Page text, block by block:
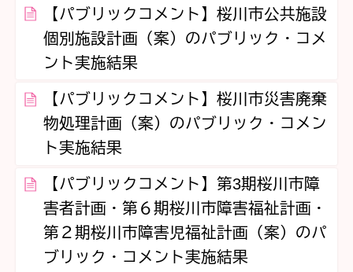
【パブリックコメント】桜川市公共施設
個別施設計画（案）のパブリック・コメ
ント実施結果
【パブリックコメント】桜川市災害廃棄
物処理計画（案）のパブリック・コメン
ト実施結果
【パブリックコメント】第3期桜川市障
害者計画・第６期桜川市障害福祉計画・
第２期桜川市障害児福祉計画（案）のパ
ブリック・コメント実施結果